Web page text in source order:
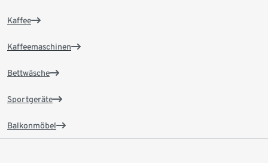
Kaffee
Kaffeemaschinen
Bettwäsche
Sportgeräte
Balkonmöbel